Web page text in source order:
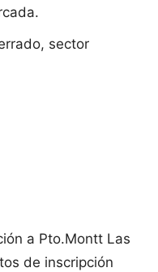
sector
a Pto.Montt Las
de inscripción